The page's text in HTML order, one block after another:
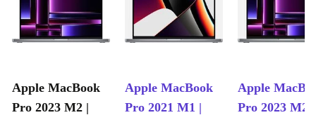
Apple MacBook
Pro 2023 M2 |
Apple MacBook
Pro 2021 M1 |
Apple
Pro 2023 M2 |